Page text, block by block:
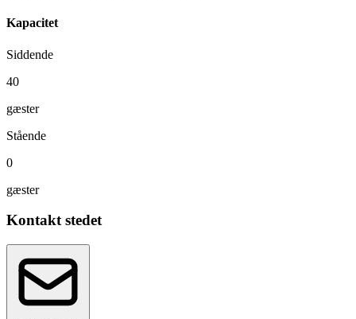
Kapacitet
Siddende
40
gæster
Stående
0
gæster
Kontakt stedet